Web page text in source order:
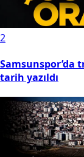
2
Samsunspor’da
tarih yazıldı